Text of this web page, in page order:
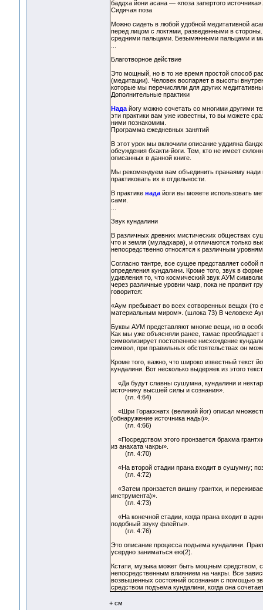
баддха йони асана — «поза запертого
Сидячая поза
Можно сидеть в любой удобной медитативной
перед лицом с локтями, разведенными в
средними пальцами. Безымянными пальцами и
Благотворное действие
Это мощный, но в то же время простой способ
(медитации). Человек воспаряет в высоты
которые мы перечисляли для других
Дополнительные практики
Надайогу можно сочетать со многими другими
эти практики вам уже известны, то вы можете
ними познакомим.
Программа ежедневных занятий
В этот урок мы включили описание уддияна
обсуждения бхакти-йоги. Тем, кто не имеет
описанных в данной книге.
Мы рекомендуем вам объединить пранаяму нади
практиковать их в отдельности.
В практике надайоги вы можете использовать
сами.
Звук кундалини
В различных древних мистических обществах
что и земля (муладхара), и отличаются только
непосредственно относятся к различным
Согласно тантре, все сущее представляет
определения кундалини. Кроме того, звук в
удивления то, что космический звук АУМ
через различные уровни чакр, пока не проявит
говорится:
«Аум пребывает во всех сотворенных вещах (то
материальным миром». (шлока 73) В человеке
Буквы АУМ представляют многие вещи, но в
Как мы уже объясняли ранее, тамас
символизирует постепенное нисхождение
символ, при правильных обстоятельствах он
Кроме того, важно, что широко известный текст
кундалини. Вот несколько выдержек из этого
«Да будут славны сушумна, кундалини и
источнику высшей силы и сознания».
(гл. 4:64)
«Шри Горакхнатх (великий йог) описал
(обнаружение источника нады)».
(гл. 4:66)
«Посредством этого пронзается брахма
из анахата чакры».
(гл. 4:70)
«На второй стадии прана входит в сушумну;
(гл. 4:72)
«Затем пронзается вишну грантхи, и
инструмента)».
(гл. 4:73)
«На конечной стадии, когда прана входит в
подобный звуку флейты».
(гл. 4:76)
Это описание процесса подъема кундалини.
усердно заниматься ею(2).
Кстати, музыка может быть мощным средством,
непосредственным влиянием на чакры. Все
возвышенных состояний осознания с помощью
средством подъема кундалини, когда она
+ см